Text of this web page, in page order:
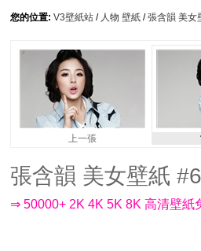
您的位置: V3壁紙站 / 人物 壁紙 /張含韻 美女
上一張
張含韻 美女壁紙
⇒ 50000+ 2K 4K 5K 8K 高清壁紙